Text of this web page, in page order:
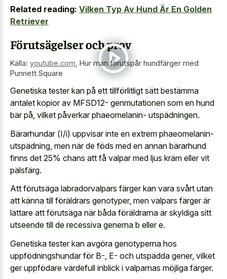
Related reading: Vilken Typ Av Hund Är En Golden
Retriever
Förutsägelser och prov
Källa: youtube.com Hur man förutspår hundfärger med
Punnett Square
Genetiska tester kan på ett tillförlitligt sätt bestämma
antalet kopior av MFSD12- genmutationen som en hund
bär på, vilket påverkar phaeomelanin- utspädningen.
Bärarhundar (I/i) uppvisar inte en extrem phaeomelanin-
utspädning, men när de föds med en annan bärarhund
finns det 25% chans att få valpar med ljus kräm eller vit
pälsfärg.
Att förutsäga labradorvalpars färger kan vara svårt utan
att känna till föräldrars genotyper, men valpars färger är
lättare att förutsäga när båda föräldrarna är skyldiga sitt
utseende till de recessiva generna b eller e.
Genetiska tester kan avgöra genotyperna hos
uppfödningshundar för B-, E- och utspädda gener, vilket
ger uppfödare värdefull inblick i valparnas möjliga färger.